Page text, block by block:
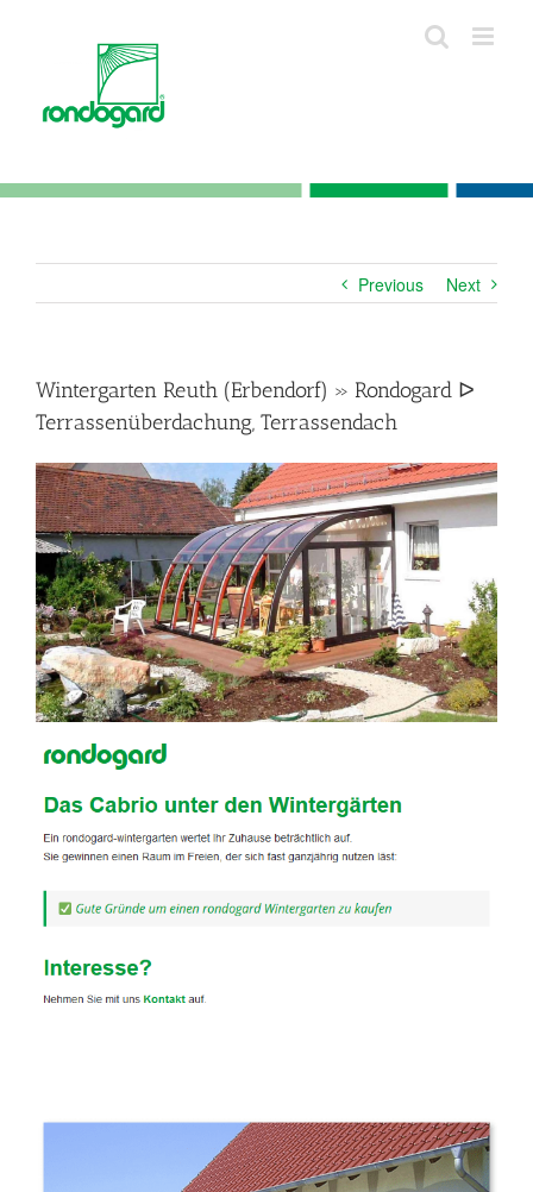
Previous Next
Wintergarten Reuth (Erbendorf) » Rondogard ᐅ
Terrassenüberdachung, Terrassendach